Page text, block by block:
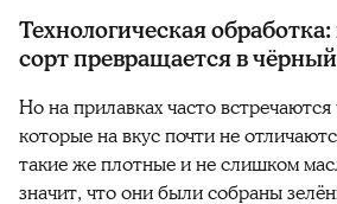
Технологическая
сорт превращается в чёрный
Но на прилавках часто
которые на вкус почти не
такие же плотные и не слишком
значит, что они были собраны